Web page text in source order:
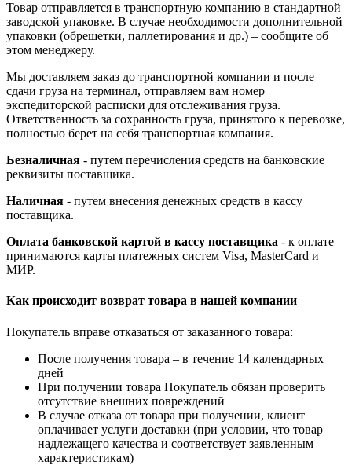
Товар отправляется в транспортную компанию в стандартной
заводской упаковке. В случае необходимости дополнительной
упаковки (обрешетки, паллетирования и др.) – сообщите об
этом менеджеру.
Мы доставляем заказ до транспортной компании и после
сдачи груза на терминал, отправляем вам номер
экспедиторской расписки для отслеживания груза.
Ответственность за сохранность груза, принятого к перевозке,
полностью берет на себя транспортная компания.
Безналичная - путем перечисления средств на банковские
реквизиты поставщика.
Наличная - путем внесения денежных средств в кассу
поставщика.
Оплата банковской картой в кассу поставщика - к оплате
принимаются карты платежных систем Visa, MasterCard и
МИР.
Как происходит возврат товара в нашей компании
Покупатель вправе отказаться от заказанного товара:
После получения товара – в течение 14 календарных
дней
При получении товара Покупатель обязан проверить
отсутствие внешних повреждений
В случае отказа от товара при получении, клиент
оплачивает услуги доставки (при условии, что товар
надлежащего качества и соответствует заявленным
характеристикам)